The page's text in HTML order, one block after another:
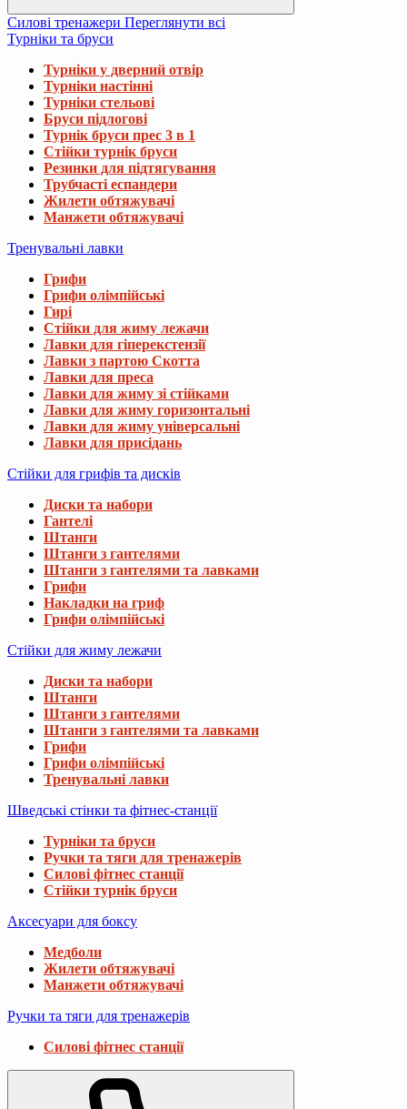
Силові тренажери Переглянути всі
Турніки та бруси
Турніки у дверний отвір
Турніки настінні
Турніки стельові
Бруси підлогові
Турнік бруси прес 3 в 1
Стійки турнік бруси
Резинки для підтягування
Трубчасті еспандери
Жилети обтяжувачі
Манжети обтяжувачі
Тренувальні лавки
Грифи
Грифи олімпійські
Гирі
Стійки для жиму лежачи
Лавки для гіперекстензії
Лавки з партою Скотта
Лавки для преса
Лавки для жиму зі стійками
Лавки для жиму горизонтальні
Лавки для жиму універсальні
Лавки для присідань
Стійки для грифів та дисків
Диски та набори
Гантелі
Штанги
Штанги з гантелями
Штанги з гантелями та лавками
Грифи
Накладки на гриф
Грифи олімпійські
Стійки для жиму лежачи
Диски та набори
Штанги
Штанги з гантелями
Штанги з гантелями та лавками
Грифи
Грифи олімпійські
Тренувальні лавки
Шведські стінки та фітнес-станції
Турніки та бруси
Ручки та тяги для тренажерів
Силові фітнес станції
Стійки турнік бруси
Аксесуари для боксу
Медболи
Жилети обтяжувачі
Манжети обтяжувачі
Ручки та тяги для тренажерів
Силові фітнес станції